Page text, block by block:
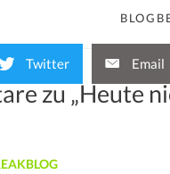
Twitter Email
zu „Heute